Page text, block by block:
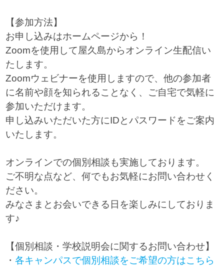
【参加方法】
お申し込みはホームページから！
Zoomを使用して屋久島からオンライン生配信い
たします。
Zoomウェビナーを使用しますので、他の参加者
に名前や顔を知られることなく、ご自宅で気軽に
参加いただけます。
申し込みいただいた方にIDとパスワードをご案内
いたします。
オンラインでの個別相談も実施しております。
ご不明な点など、何でもお気軽にお問い合わせく
ださい。
みなさまとお会いできる日を楽しみにしておりま
す♪
【個別相談・学校説明会に関するお問い合わせ】
・ 各キャンパスで個別相談をご希望の方はこちら